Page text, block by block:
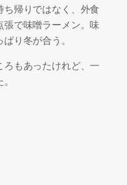
帰りではなく、外食
で味噌ラーメン。味
り冬が合う。
もあったけれど、一